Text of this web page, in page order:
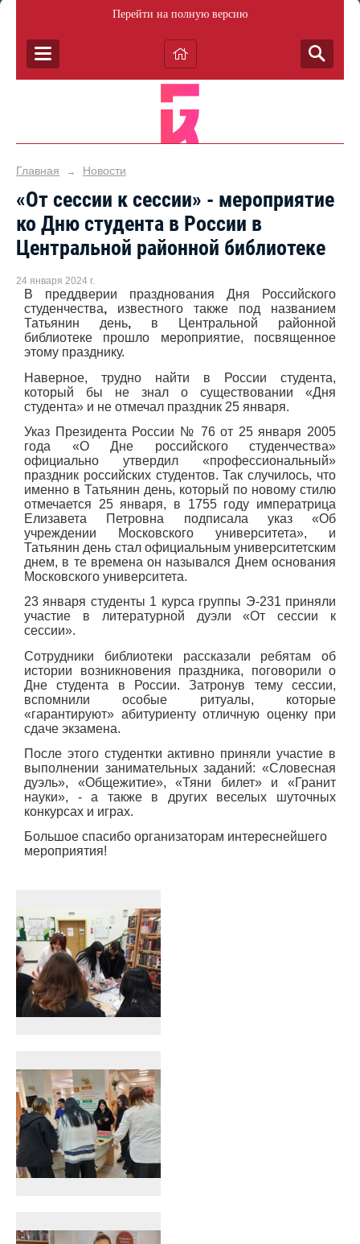
Перейти на полную версию
Главная → Новости
«От сессии к сессии» - мероприятие
ко Дню студента в России в
Центральной районной библиотеке
24 января 2024 г.
В преддверии празднования Дня Российского
студенчества, известного также под названием
Татьянин день, в Центральной районной
библиотеке прошло мероприятие, посвященное
этому празднику.
Наверное, трудно найти в России студента,
который бы не знал о существовании «Дня
студента» и не отмечал праздник 25 января.
Указ Президента России № 76 от 25 января 2005
года «О Дне российского студенчества»
официально утвердил «профессиональный»
праздник российских студентов. Так случилось, что
именно в Татьянин день, который по новому стилю
отмечается 25 января, в 1755 году императрица
Елизавета Петровна подписала указ «Об
учреждении Московского университета», и
Татьянин день стал официальным университетским
днем, в те времена он назывался Днем основания
Московского университета.
23 января студенты 1 курса группы Э-231 приняли
участие в литературной дуэли «От сессии к
сессии».
Сотрудники библиотеки рассказали ребятам об
истории возникновения праздника, поговорили о
Дне студента в России. Затронув тему сессии,
вспомнили особые ритуалы, которые
«гарантируют» абитуриенту отличную оценку при
сдаче экзамена.
После этого студентки активно приняли участие в
выполнении занимательных заданий: «Словесная
дуэль», «Общежитие», «Тяни билет» и «Гранит
науки», - а также в других веселых шуточных
конкурсах и играх.
Большое спасибо организаторам интереснейшего
мероприятия!